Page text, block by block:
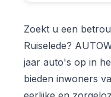
Zoekt u een
Ruiselede?
jaar auto's op in
bieden inwoners